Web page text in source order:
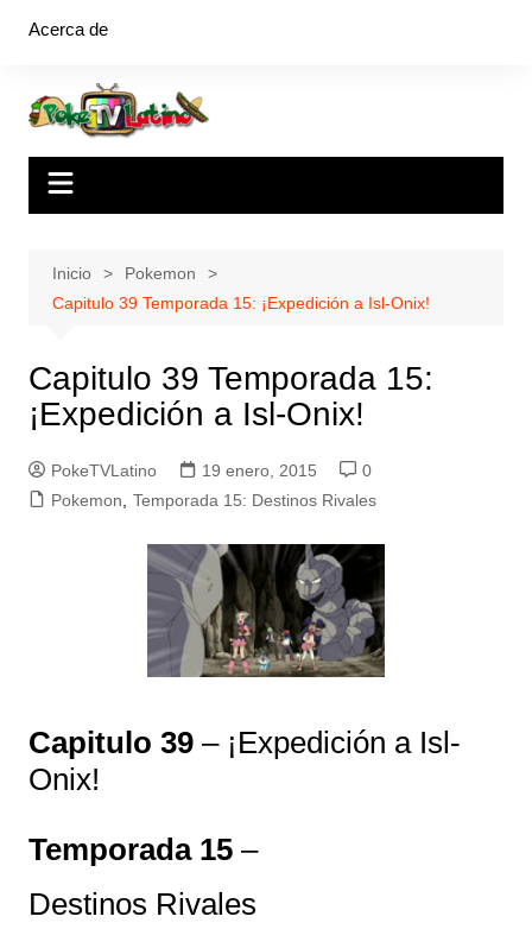
Acerca de
Inicio
Pokemon
Capitulo 39 Temporada 15: ¡Expedición a Isl-Onix!
Capitulo 39 Temporada 15:
¡Expedición a Isl-Onix!
PokeTVLatino 19 enero, 2015
0
Pokemon
Temporada 15: Destinos Rivales
Capitulo 39– ¡Expedición a Isl-
Onix!
Temporada 15–
Destinos Rivales